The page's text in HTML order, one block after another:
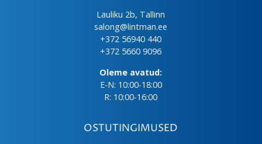
Lauliku 2b, Tallinn
salong@lintman.ee
+372 56940 440
+372 5660 9096
Oleme avatud:
E-N: 10:00-18:00
R: 10:00-16:00
OSTUTINGIMUSED